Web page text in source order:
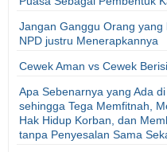
Jangan Ganggu Orang yang
NPD justru Menerapkannya
Cewek Aman vs Cewek
Apa Sebenarnya yang Ada
sehingga Tega Memfitnah,
Hak Hidup Korban, dan
tanpa Penyesalan Sama